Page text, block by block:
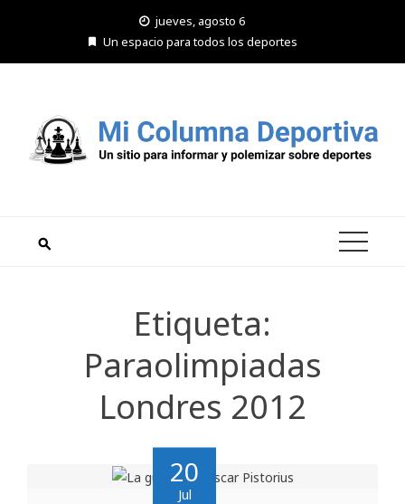
jueves, agosto 6
Un espacio para todos los deportes
Etiqueta:
Paraolimpiadas
Londres 2012
20
Jul